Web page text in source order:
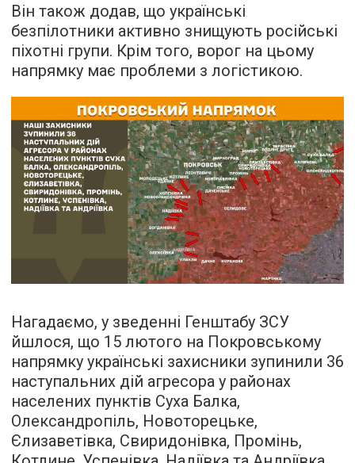
Він також додав, що українські
безпілотники активно знищують російські
піхотні групи. Крім того, ворог на цьому
напрямку має проблеми з логістикою.
Нагадаємо, у зведенні Генштабу ЗСУ
йшлося, що 15 лютого на Покровському
напрямку українські захисники зупинили 36
наступальних дій агресора у районах
населених пунктів Суха Балка,
Олександропіль, Новоторецьке,
Єлизаветівка, Свиридонівка, Промінь,